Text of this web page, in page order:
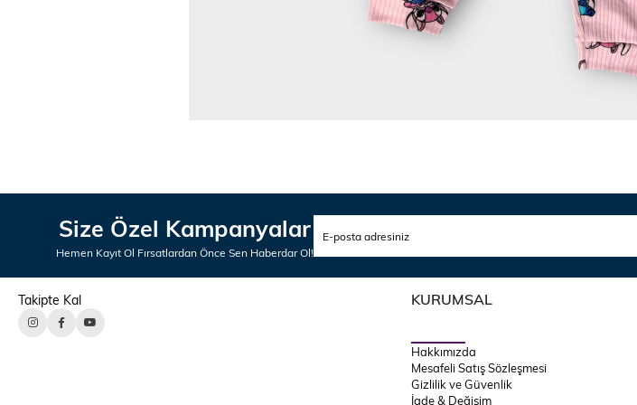
Size Özel Kampanyalar
Hemen Kayıt Ol Fırsatlardan Önce Sen Haberdar Ol!
Takipte Kal KURUMSAL
Hakkımızda
Mesafeli Satış Sözleşmesi
Gizlilik ve Güvenlik
İade & Değişim